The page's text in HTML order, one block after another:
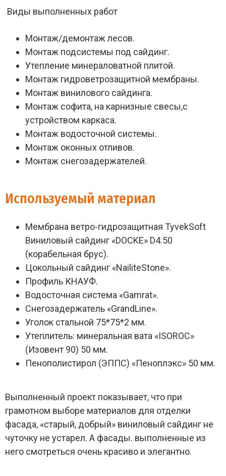
Виды выполненных работ
Монтаж/демонтаж лесов.
Монтаж подсистемы под сайдинг.
Утепление минераловатной плитой.
Монтаж гидроветрозащитной мембраны.
Монтаж винилового сайдинга.
Монтаж софита, на карнизные свесы,с
устройством каркаса.
Монтаж водосточной системы.
Монтаж оконных отливов.
Монтаж снегозадержателей.
Используемый материал
Мембрана ветро-гидрозащитная TyvekSoft
Виниловый сайдинг «DOCKE» D4.50
(корабельная брус).
Цокольный сайдинг «NailiteStone».
Профиль КНАУФ.
Водосточная система «Gamrat».
Снегозадержатель «GrandLine».
Уголок стальной 75*75*2 мм.
Утеплитель: минеральная вата «ISOROC»
(Изовент 90) 50 мм.
Пенополистирол (ЭППС) «Пеноплэкс» 50 мм.
Выполненный проект показывает, что при
грамотном выборе материалов для отделки
фасада, «старый, добрый» виниловый сайдинг не
чуточку не устарел. А фасады. выполненные из
него смотреться очень красиво и элегантно.